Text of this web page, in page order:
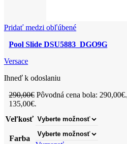
Pridať medzi obľúbené
Pool Slide DSU5883_DGO9G
Versace
Ihneď k odoslaniu
290,00€ Pôvodná cena bola: 290,00€.
135,00€.
Veľkosť
Farba